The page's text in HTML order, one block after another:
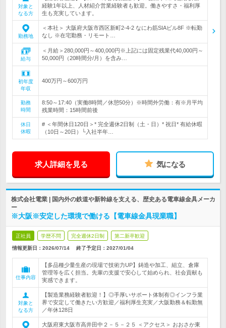
対象と
なる方
経験1年以上、人材紹介営業経験者も歓迎。働きやすさ・福利厚
生も充実しています。
勤務地
＜本社＞ 大阪府大阪市西区新町2-4-2 なにわ筋SIAビル8F ※転勤
なし ※在宅勤務・リモート…
給与
＜月給＞280,000円～400,000円※上記には固定残業代40,000円～
50,000円（20時間分/月）を含み…
初年度
年収
400万円～600万円
勤務
時間
8:50～17:40（実働8時間／休憩50分）※時間外労働：有※月平均
残業時間：15時間前後
休日
休暇
# ＜年間休日120日＞* 完全週休2日制（土・日）* 祝日* 有給休暇
（10日～20日）└入社半年…
求人詳細を見る 気になる
株式会社電業 | 国内外の鉄道や新幹線を支える、歴史ある電車線金具メーカ
ー
※大阪※安定した環境で働ける【電車線金具現業職】
正社員 学歴不問 完全週休2日制 第二新卒歓迎
情報更新日：2026/07/14 終了予定日： 2027/01/04
仕事内容
【多品種少量生産の現場で技術力UP】鋳造や加工、組立、倉庫
管理等を広く担当。先輩の支援で安心して始められ、社会貢献も
実感できます。
対象と
なる方
【製造業務経験者歓迎！】◎手厚いサポート体制有◎インフラ業
界で安定して働きたい方歓迎／福利厚生充実／大阪勤務＆転勤無
／年休128日
大阪府東大阪市高井田中２－５－２５ ＜アクセス＞ おおさか東